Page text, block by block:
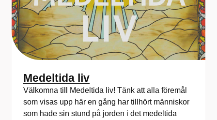
Medeltida liv
Välkomna till Medeltida liv! Tänk att alla föremål
som visas upp här en gång har tillhört människor
som hade sin stund på jorden i det medeltida